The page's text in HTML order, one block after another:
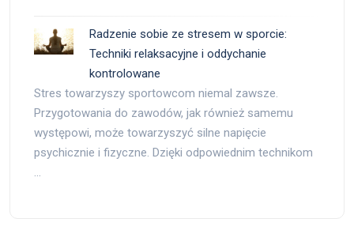
Radzenie sobie ze stresem w sporcie:
Techniki relaksacyjne i oddychanie
kontrolowane
Stres towarzyszy sportowcom niemal zawsze.
Przygotowania do zawodów, jak również samemu
występowi, może towarzyszyć silne napięcie
psychicznie i fizyczne. Dzięki odpowiednim technikom
…